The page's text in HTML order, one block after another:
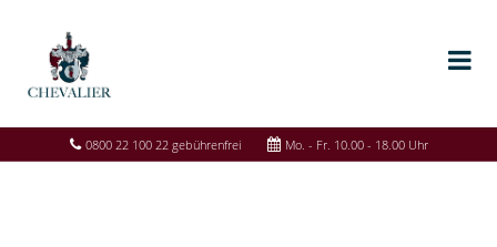
0800 22 100 22 gebührenfrei Mo. - Fr. 10.00 - 18.00 Uhr